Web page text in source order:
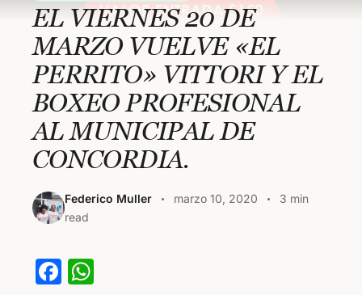
EL VIERNES 20 DE
MARZO VUELVE «EL
PERRITO» VITTORI Y EL
BOXEO PROFESIONAL
AL MUNICIPAL DE
CONCORDIA.
Federico Muller marzo 10, 2020
3 min
read
F